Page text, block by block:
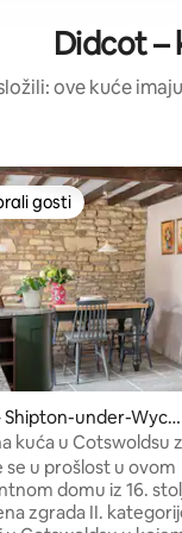
Didcot –
ove kuće
5, recenzija: 152
gosti
gosti
Shipton-under-Wych
kuća u Cotswoldsu
arhitekture
se u prošlost u ovom
domu iz 16.
zgrada II.